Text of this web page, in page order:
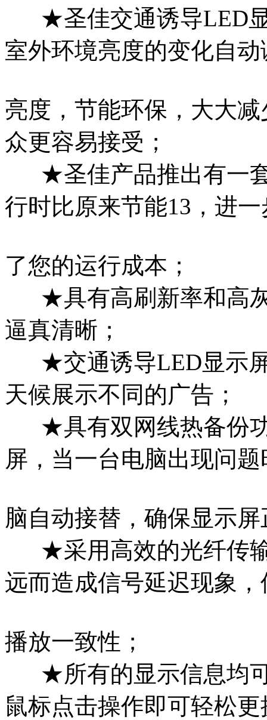
★圣佳交通诱导LED显
室外环境亮度的变化自
亮度，节能环保，大大
众更容易接受；
★圣佳产品推出有一套
行时比原来节能13，进
了您的运行成本；
★具有高刷新率和高灰
逼真清晰；
★交通诱导LED显示屏
天候展示不同的广告；
★具有双网线热备份功
屏，当一台电脑出现问
脑自动接替，确保显示
★采用高效的光纤传输
远而造成信号延迟现象
播放一致性；
★所有的显示信息均可
鼠标点击操作即可轻松